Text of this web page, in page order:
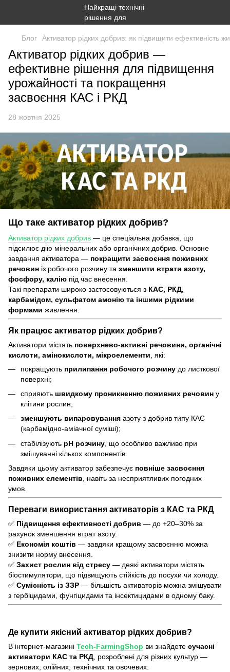
Блог Активатор рідких добрив: як підвищити ефективність
Активатор рідких добрив —
ефективне рішення для підвищення
урожайності та покращення
засвоєння КАС і РКД
28 жовтня 2025
Що таке активатор рідких добрив?
Активатор рідких добрив — це спеціальна добавка, що
підсилює дію мінеральних або органічних добрив. Основне
завдання активатора — покращити засвоєння поживних
речовин із робочого розчину та зменшити втрати азоту,
фосфору, калію під час внесення.
Такі препарати широко застосовуються з КАС, РКД,
карбамідом, сульфатом амонію та іншими рідкими
формами живлення.
Як працює активатор рідких добрив?
Активатори містять поверхнево-активні речовини, органічні
кислоти, амінокислоти, мікроелементи , які:
покращують прилипання робочого розчину до листкової
поверхні;
сприяють швидкому проникненню поживних речовин у
клітини рослин;
зменшують випаровування азоту з добрив типу КАС
(карбамідно-аміачної суміші);
стабілізують рН розчину , що особливо важливо при
змішуванні кількох компонентів.
Завдяки цьому активатор забезпечує повніше засвоєння
поживних елементів , навіть за несприятливих погодних
умов.
Переваги використання активаторів з КАС та РКД
✅ Підвищення ефективності добрив — до +20–30% за
рахунок зменшення втрат азоту.
✅ Економія коштів — завдяки кращому засвоєнню можна
знизити норму внесення.
✅ Захист рослин від стресу — деякі активатори містять
біостимулятори, що підвищують стійкість до посухи чи холоду.
✅ Сумісність із ЗЗР — більшість активаторів можна змішувати
з гербіцидами, фунгіцидами та інсектицидами в одному баку.
Де купити якісний активатор рідких добрив?
В інтернет-магазині Tech-FarmingShop ви знайдете сучасні
активатори КАС та РКД, розроблені для різних культур —
зернових, олійних, технічних та овочевих.